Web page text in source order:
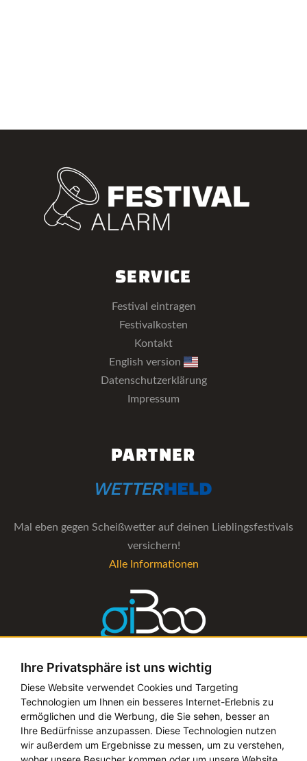
Ihre Privatsphäre ist uns wichtig
Diese Website verwendet Cookies und Targeting
Technologien um Ihnen ein besseres Internet-Erlebnis zu
ermöglichen und die Werbung, die Sie sehen, besser an
Ihre Bedürfnisse anzupassen. Diese Technologien nutzen
wir außerdem um Ergebnisse zu messen, um zu verstehen,
SERVICE
Festival eintragen
Festivalkosten
Kontakt
English version
Datenschutzerklärung
Impressum
PARTNER
Mal eben gegen Scheißwetter auf deinen Lieblingsfestivals
versichern!
Alle Informationen
Die Verwaltungs-Software für alle Künstler- und
Bookingagenturen
Alle Informationen